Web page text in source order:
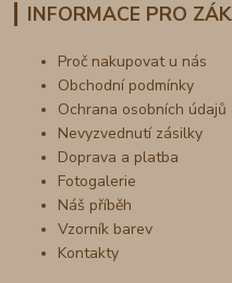
INFORMACE PRO
Proč nakupovat u nás
Obchodní podmínky
Ochrana osobních údajů
Nevyzvednutí zásilky
Doprava a platba
Fotogalerie
Náš příběh
Vzorník barev
Kontakty